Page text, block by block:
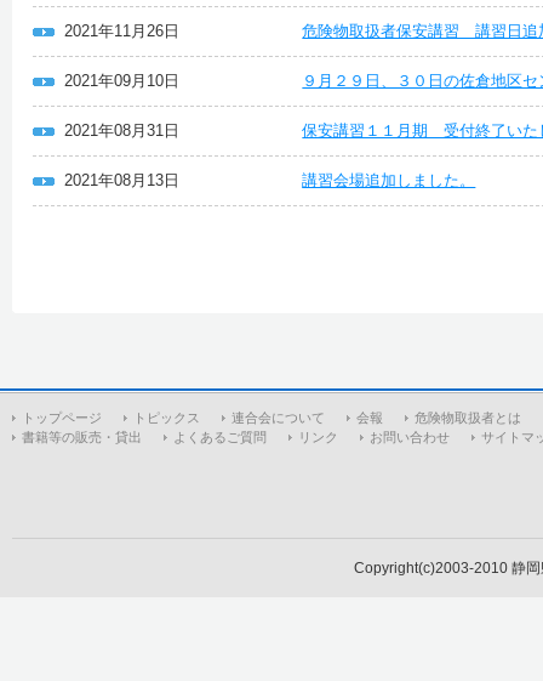
2021年11月26日 危険物取扱者保安講習 講習日追
2021年09月10日 ９月２９日、３０日の佐倉地区
2021年08月31日 保安講習１１月期 受付終了いた
2021年08月13日 講習会場追加しました。
トップページ トピックス 連合会について 会報
危険物取扱者とは
書籍等の販売・貸出
よくあるご質問 リンク お問い合わせ サイトマ
Copyright(c)2003-2010 静